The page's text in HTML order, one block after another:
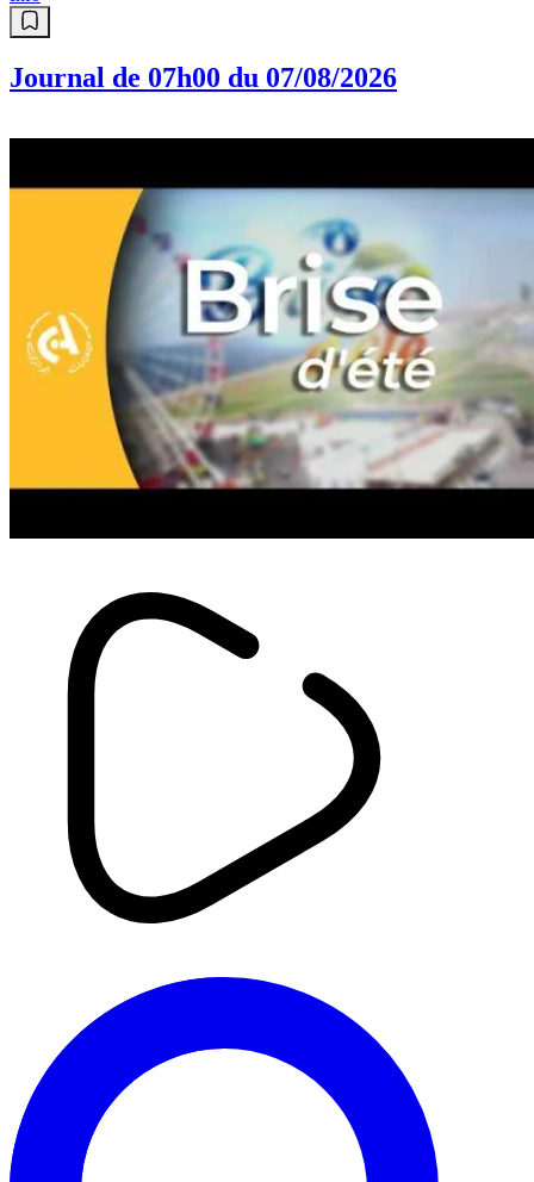
Journal de 07h00 du 07/08/2026